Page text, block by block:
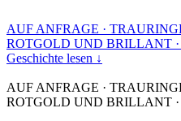
AUF ANFRAGE ·
ROTGOLD UND BRILLANT ·
Geschichte lesen ↓
AUF ANFRAGE ·
ROTGOLD UND BRILLANT ·